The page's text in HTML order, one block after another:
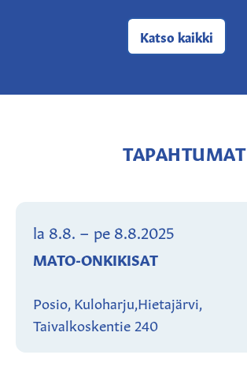
Katso kaikki
TAPAHTUMAT
la 8.8. – pe 8.8.2025
MATO-ONKIKISAT
Posio, Kuloharju,Hietajärvi,
Taivalkoskentie 240